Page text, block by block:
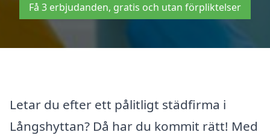
Få 3 erbjudanden, gratis och utan förpliktelser
Letar du efter ett pålitligt städfirma i
Långshyttan? Då har du kommit rätt! Med